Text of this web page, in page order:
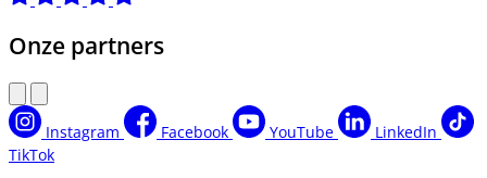
Onze partners
Instagram Facebook YouTube
LinkedIn
TikTok